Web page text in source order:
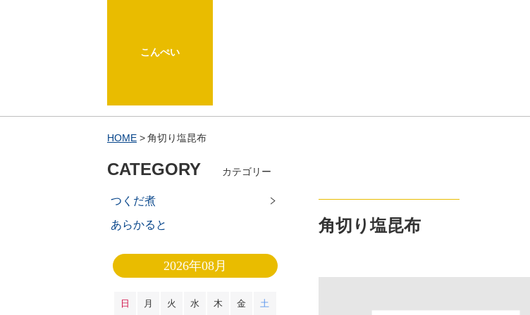
こんぺい
HOME 角切り塩昆布
角切り塩昆布
CATEGORY カテゴリー
つくだ煮
あらかると
2026年08月
日 月 火 水 木 金 土